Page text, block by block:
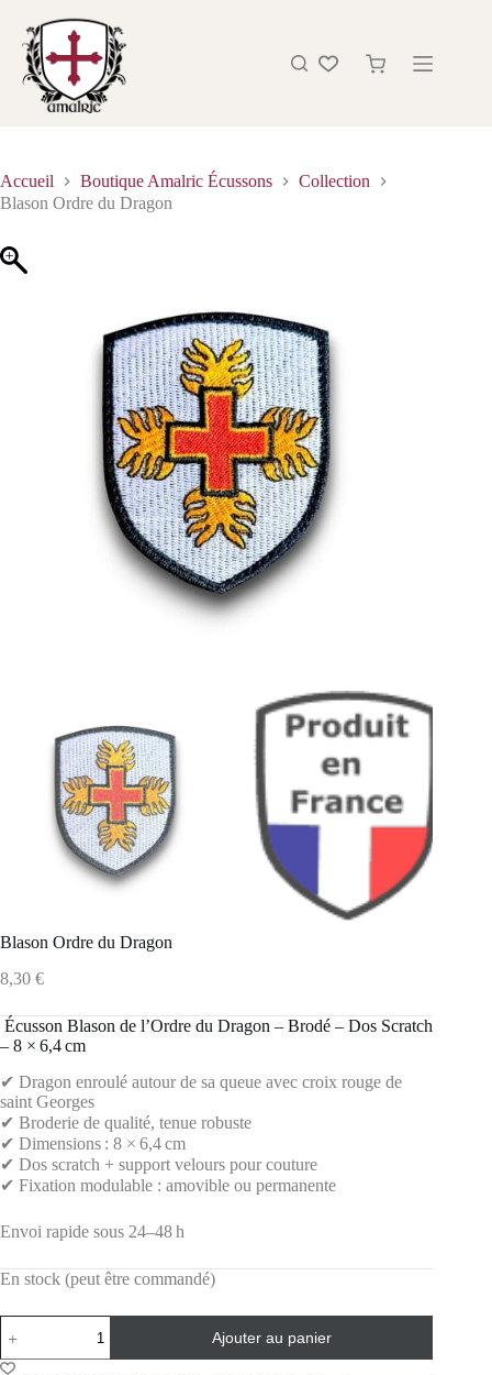
Accueil Boutique Amalric Écussons
Collection
Blason Ordre du Dragon
Blason Ordre du Dragon
8,30 €
️ Écusson Blason de l’Ordre du Dragon – Brodé – Dos Scratch
– 8 × 6,4 cm
✔ Dragon enroulé autour de sa queue avec croix rouge de
saint Georges
✔ Broderie de qualité, tenue robuste
✔ Dimensions : 8 × 6,4 cm
✔ Dos scratch + support velours pour couture
✔ Fixation modulable : amovible ou permanente
Envoi rapide sous 24–48 h
En stock (peut être commandé)
Ajouter au panier